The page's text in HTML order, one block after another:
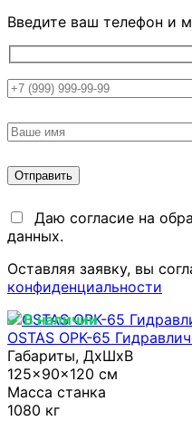
Введите ваш телефон и
Даю согласие на
данных.
Оставляя заявку, вы
конфиденциальности
В наличии
OSTAS OPK-65
Габариты, ДхШxB
125x90x120 см
Масса станка
1080 кг